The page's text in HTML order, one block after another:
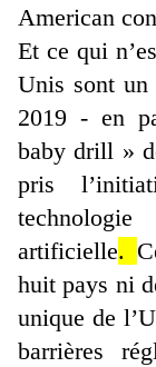
American
Et ce qui
Unis sont un
2019 - en
baby drill »
pris
artificielle.
huit pays ni
unique de
barrières